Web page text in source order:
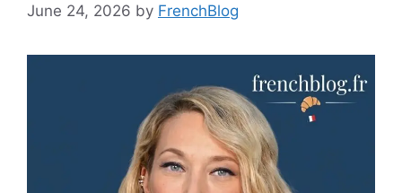
June 24, 2026 by FrenchBlog